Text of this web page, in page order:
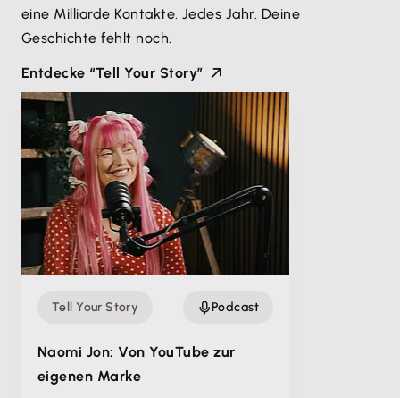
eine Milliarde Kontakte. Jedes Jahr. Deine
Geschichte fehlt noch.
Entdecke “Tell Your Story”
Tell Your Story Podcast
Naomi Jon: Von YouTube zur
eigenen Marke